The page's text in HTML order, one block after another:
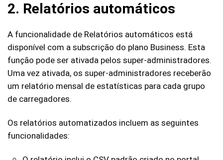
2. Relatórios automáticos
A funcionalidade de Relatórios automáticos está
disponível com a subscrição do plano Business. Esta
função pode ser ativada pelos super-administradores.
Uma vez ativada, os super-administradores receberão
um relatório mensal de estatísticas para cada grupo
de carregadores.
Os relatórios automatizados incluem as seguintes
funcionalidades: